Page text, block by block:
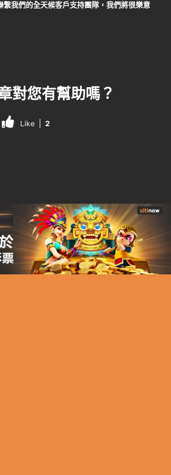
繫我們的全天候客戶支持團隊，我們將很樂意
對您有幫助嗎？
Like 2